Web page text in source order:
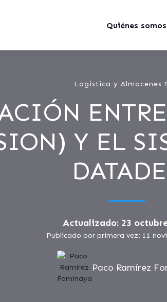
Quiénes somos
Logistica y Almacenes
Y EL
Actualizado: 23
Publicado por primera vez: 11
Paco Ramírez